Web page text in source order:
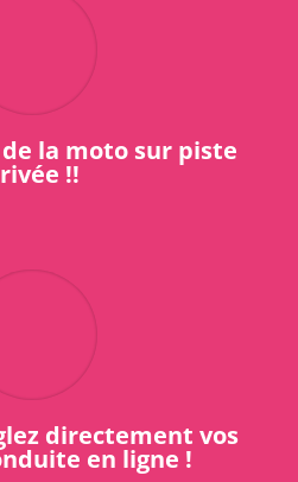
la moto sur piste
!!
directement vos
en ligne !